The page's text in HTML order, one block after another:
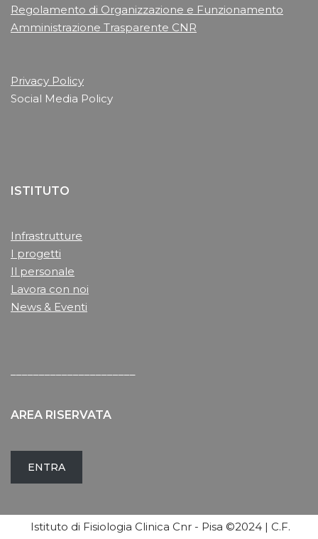
Regolamento di Organizzazione e Funzionamento
Amministrazione Trasparente CNR
Privacy Policy
Social Media Policy
ISTITUTO
Infrastrutture
I progetti
Il personale
Lavora con noi
News & Eventi
AREA RISERVATA
ENTRA
Istituto di Fisiologia Clinica Cnr - Pisa ©2024 | C.F.